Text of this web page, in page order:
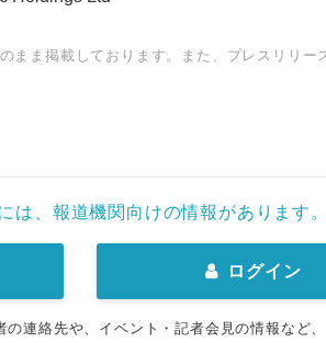
まま掲載しております。また、プレスリリー
は、報道機関向けの情報があります
ログイン
の連絡先や、イベント・記者会見の情報など